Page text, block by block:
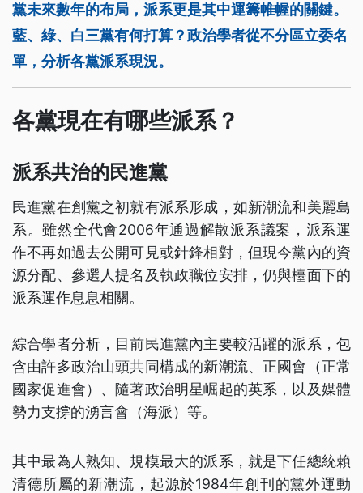
黨未來數年的布局，派系更是其中運籌帷幄的關鍵。
藍、綠、白三黨有何打算？政治學者從不分區立委名
單，分析各黨派系現況。
各黨現在有哪些派系？
派系共治的民進黨
民進黨在創黨之初就有派系形成，如新潮流和美麗島
系。雖然全代會2006年通過解散派系議案，派系運
作不再如過去公開可見或針鋒相對，但現今黨內的資
源分配、參選人提名及執政職位安排，仍與檯面下的
派系運作息息相關。
綜合學者分析，目前民進黨內主要較活躍的派系，包
含由許多政治山頭共同構成的新潮流、正國會（正常
國家促進會）、隨著政治明星崛起的英系，以及媒體
勢力支撐的湧言會（海派）等。
其中最為人熟知、規模最大的派系，就是下任總統賴
清德所屬的新潮流，起源於1984年創刊的黨外運動